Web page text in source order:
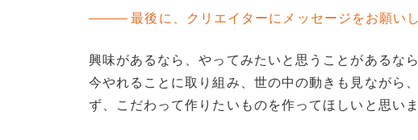
最後に、クリエイターにメッセージをお願いし
興味があるなら、やってみたいと思うことがあるな
今やれることに取り組み、世の中の動きも見ながら
ず、こだわって作りたいものを作ってほしいと思いま